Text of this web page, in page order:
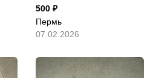
500
Пермь
07.02.2026